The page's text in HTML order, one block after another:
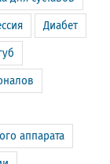
Диабет
аппарата